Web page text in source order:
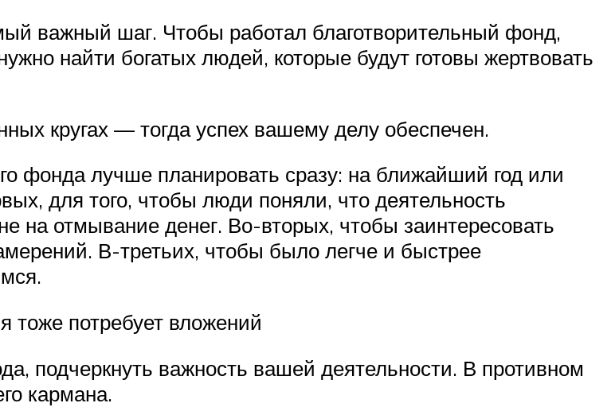
важный шаг. Чтобы работал благотворительный фонд,
найти богатых людей, которые будут готовы жертвовать
кругах — тогда успех вашему делу обеспечен.
фонда лучше планировать сразу: на ближайший год или
для того, чтобы люди поняли, что деятельность
на отмывание денег. Во-вторых, чтобы заинтересовать
В-третьих, чтобы было легче и быстрее
тоже потребует вложений
подчеркнуть важность вашей деятельности. В противном
кармана.